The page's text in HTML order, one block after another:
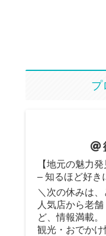
プ
【地元の魅力
– 知るほど好き
＼次の休みは
人気店から老
ど、情報満載。
観光・おでかけ